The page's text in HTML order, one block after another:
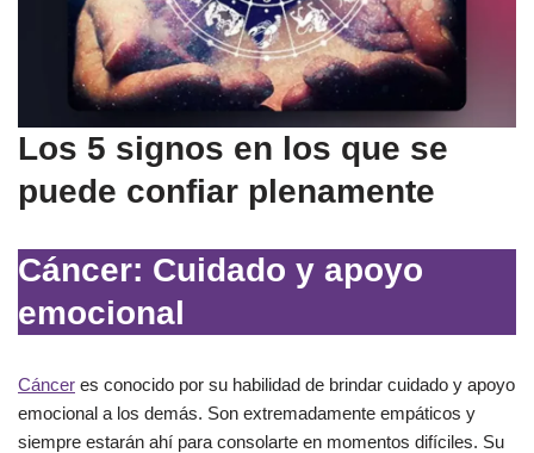
Los 5 signos en los que se
puede confiar plenamente
Cáncer: Cuidado y apoyo
emocional
Cáncer es conocido por su habilidad de brindar cuidado y apoyo
emocional a los demás. Son extremadamente empáticos y
siempre estarán ahí para consolarte en momentos difíciles. Su